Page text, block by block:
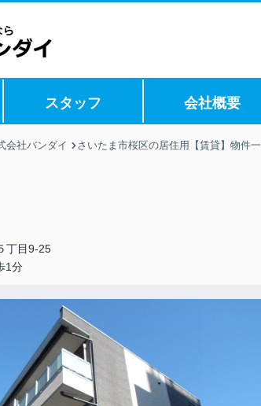
スタッフ 会社概要
会社バンダイ さいたま市桜区の居住用【賃貸】物件
丁目9-25
1分